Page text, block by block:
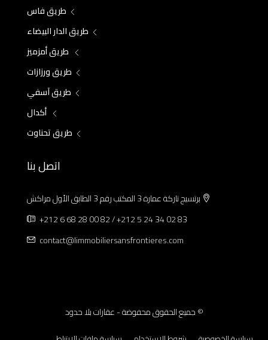
طريق فاس
طريق الدار البيضاء
طريق أمزميز
طريق ورزازات
طريق آسفي
أكدال
طريق تحناوت
اتصل بنا
برتسيج تاركة عمارة 3 المكتب رقم 3 الطابق الأول مراكش
+212 6 68 28 00 82 / +212 5 24 34 02 83
contact@limmobiliersansfrontieres.com
© جميع الحقوق محفوضة - عقارات بلا حدود